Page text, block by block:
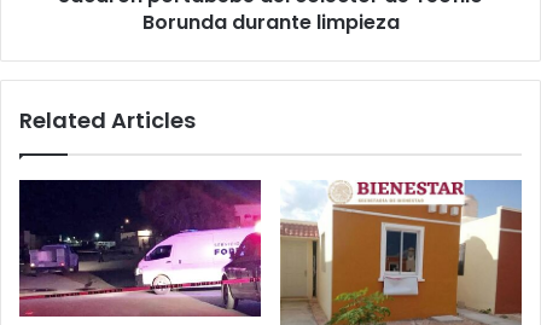
Borunda durante limpieza
Related Articles